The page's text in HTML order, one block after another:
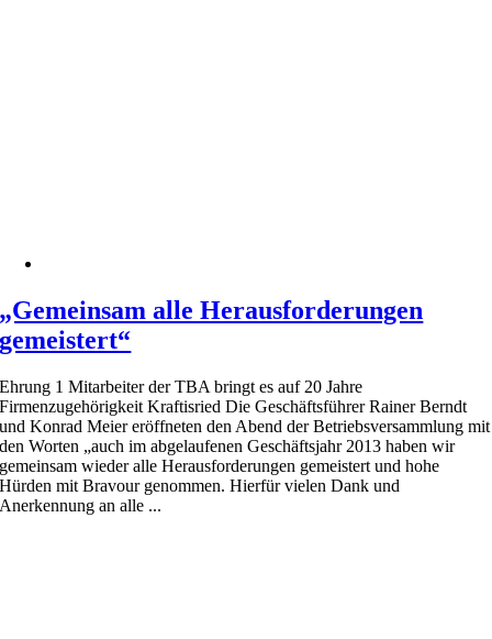
„Gemeinsam alle Herausforderungen
gemeistert“
Ehrung 1 Mitarbeiter der TBA bringt es auf 20 Jahre
Firmenzugehörigkeit Kraftisried Die Geschäftsführer Rainer Berndt
und Konrad Meier eröffneten den Abend der Betriebsversammlung mit
den Worten „auch im abgelaufenen Geschäftsjahr 2013 haben wir
gemeinsam wieder alle Herausforderungen gemeistert und hohe
Hürden mit Bravour genommen. Hierfür vielen Dank und
Anerkennung an alle ...